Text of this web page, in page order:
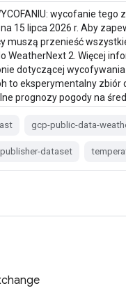
wycofanie tego
15 lipca 2026 r. Aby
muszą przenieść
WeatherNext 2. Więcej
dotyczącej wycofywania
to eksperymentalny zbiór
prognozy pogody na
gcp-public-data-
publisher-dataset